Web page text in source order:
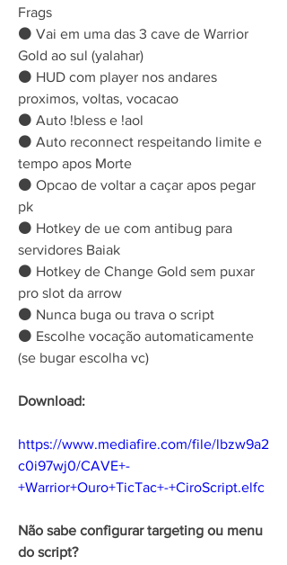
Frags
⚫ Vai em uma das 3 cave de Warrior
Gold ao sul (yalahar)
⚫ HUD com player nos andares
proximos, voltas, vocacao
⚫ Auto !bless e !aol
⚫ Auto reconnect respeitando limite e
tempo apos Morte
⚫ Opcao de voltar a caçar apos pegar
pk
⚫ Hotkey de ue com antibug para
servidores Baiak
⚫ Hotkey de Change Gold sem puxar
pro slot da arrow
⚫ Nunca buga ou trava o script
⚫ Escolhe vocação automaticamente
(se bugar escolha vc)
Download:
https://www.mediafire.com/file/lbzw9a2
c0i97wj0/CAVE+-
+Warrior+Ouro+TicTac+-+CiroScript.elfc
Não sabe configurar targeting ou menu
do script?